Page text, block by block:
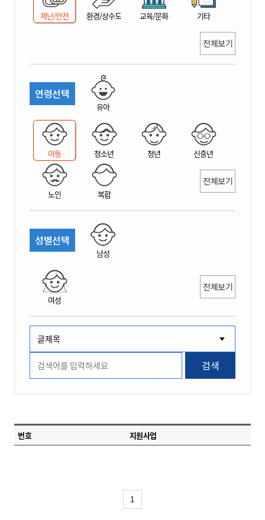
재난/안전 환경/상수도 교육/문화 기타
전체보기
연령선택
유아
아동 청소년 청년 신중년
노인 복합
전체보기
성별선택
남성
여성
전체보기
검색
번호 지원사업
1